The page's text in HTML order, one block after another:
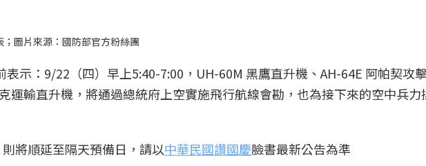
圖片來源：國防部官方粉絲團
表示：9/22（四）早上5:40-7:00，UH-60M 黑鷹直升機、AH-64E 阿帕契攻
運輸直升機，將通過總統府上空實施飛行航線會勘，也為接下來的空中兵力
將順延至隔天預備日，請以中華民國讚國慶臉書最新公告為準